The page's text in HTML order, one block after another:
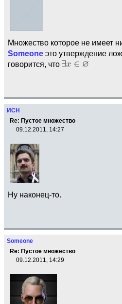
Множество которое не имеет
Someone это утверждение
говорится, что
ИСН
Re: Пустое множество
09.12.2011, 14:27
Ну наконец-то.
Someone
Re: Пустое множество
09.12.2011, 14:29